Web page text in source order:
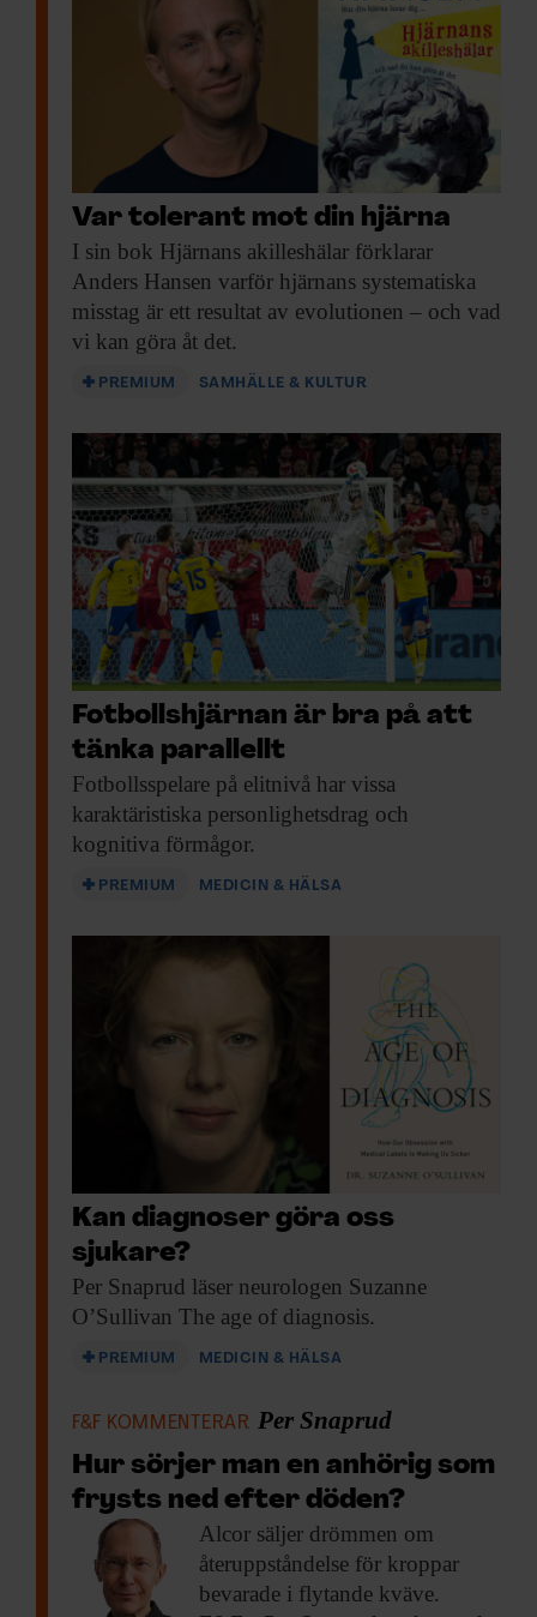
Var tolerant mot din hjärna
I sin bok Hjärnans akilleshälar förklarar
Anders Hansen varför hjärnans systematiska
misstag är ett resultat av evolutionen – och vad
vi kan göra åt det.
PREMIUM SAMHÄLLE & KULTUR
Fotbollshjärnan är bra på att
tänka parallellt
Fotbollsspelare på elitnivå har vissa
karaktäristiska personlighetsdrag och
kognitiva förmågor.
PREMIUM MEDICIN & HÄLSA
Kan diagnoser göra oss
sjukare?
Per Snaprud läser neurologen Suzanne
O’Sullivan The age of diagnosis.
PREMIUM MEDICIN & HÄLSA
F&F KOMMENTERAR Per Snaprud
Hur sörjer man en anhörig som
frysts ned efter döden?
Alcor säljer drömmen om
återuppståndelse för kroppar
bevarade i flytande kväve.